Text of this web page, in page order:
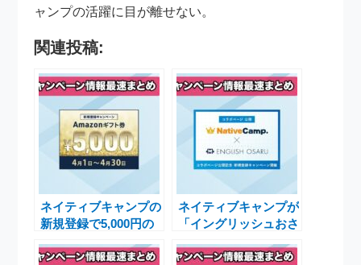
ャンプの活躍に目が離せない。
関連投稿:
ネイティブキャンプの
新規登録で5,000円の
らえるキャンペーン実
ネイティブキャンプが
「イングリッシュおさ
新規登録キャンペーン